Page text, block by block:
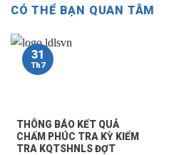
CÓ THỂ BẠN QUAN TÂM
THÔNG BÁO KẾT QUẢ
CHẤM PHÚC TRA KỲ KIỂM
TRA KQTSHNLS ĐỢT
31
Th7